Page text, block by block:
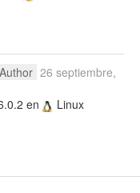
26 septiembre,
en
Linux